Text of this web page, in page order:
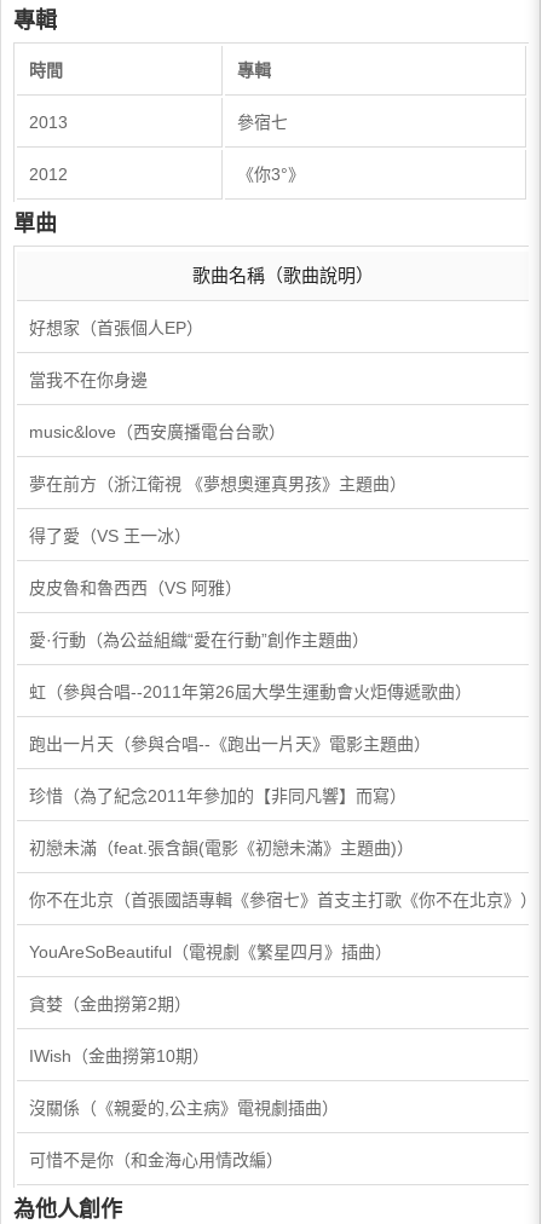
專輯
時間​ 專輯​
​2013 ​參宿七
​2012 ​《你3°》
單曲
歌曲名稱（歌曲說明）
好想家（首張個人EP）
當我不在你身邊
music&love（西安廣播電台台歌）
夢在前方（浙江衛視 《夢想奧運真男孩》主題曲）
得了愛（VS 王一冰）
皮皮魯和魯西西（VS 阿雅）
愛·行動（為公益組織“愛在行動”創作主題曲）
虹（參與合唱--2011年第26屆大學生運動會火炬傳遞歌曲）
跑出一片天（參與合唱--《跑出一片天》電影主題曲）
​珍惜（為了紀念2011年參加的【非同凡響】而寫）
​初戀未滿（feat.張含韻(電影《初戀未滿》主題曲)）
​你不在北京（首張國語專輯《參宿七》首支主打歌《你不在北京》）
​YouAreSoBeautiful（電視劇《繁星四月》插曲）
​貪婪（金曲撈第2期）
​IWish（金曲撈第10期）
​沒關係（《親愛的,公主病》電視劇插曲）
​可惜不是你（和金海心用情改編）
為他人創作